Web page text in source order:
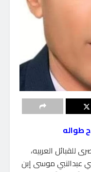
طواله
العربيه،
عبدالنبي موسى إبن